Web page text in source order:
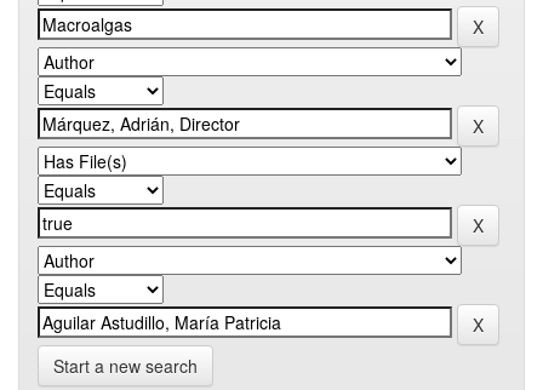
Start a new search